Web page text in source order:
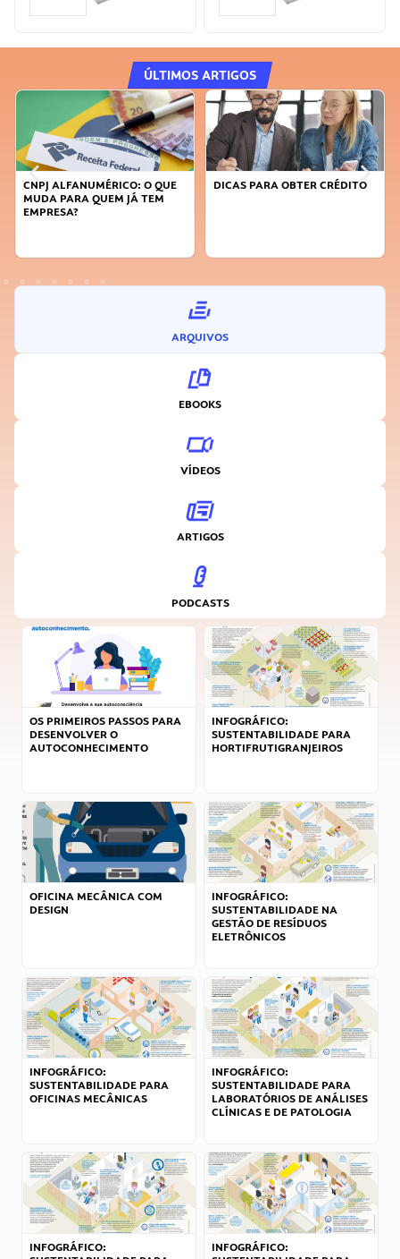
ÚLTIMOS ARTIGOS
DICAS PARA OBTER CRÉDITO
FAÇA A DIFERENÇA: SEJA
ARQUIVOS
EBOOKS
VÍDEOS
ARTIGOS
PODCASTS
OS PRIMEIROS PASSOS PARA
DESENVOLVER O
AUTOCONHECIMENTO
INFOGRÁFICO:
SUSTENTABILIDADE PARA
HORTIFRUTIGRANJEIROS
OFICINA MECÂNICA COM
DESIGN
INFOGRÁFICO:
SUSTENTABILIDADE NA
GESTÃO DE RESÍDUOS
ELETRÔNICOS
INFOGRÁFICO:
SUSTENTABILIDADE PARA
OFICINAS MECÂNICAS
INFOGRÁFICO:
SUSTENTABILIDADE PARA
LABORATÓRIOS DE ANÁLISES
CLÍNICAS E DE PATOLOGIA
INFOGRÁFICO:
INFOGRÁFICO: